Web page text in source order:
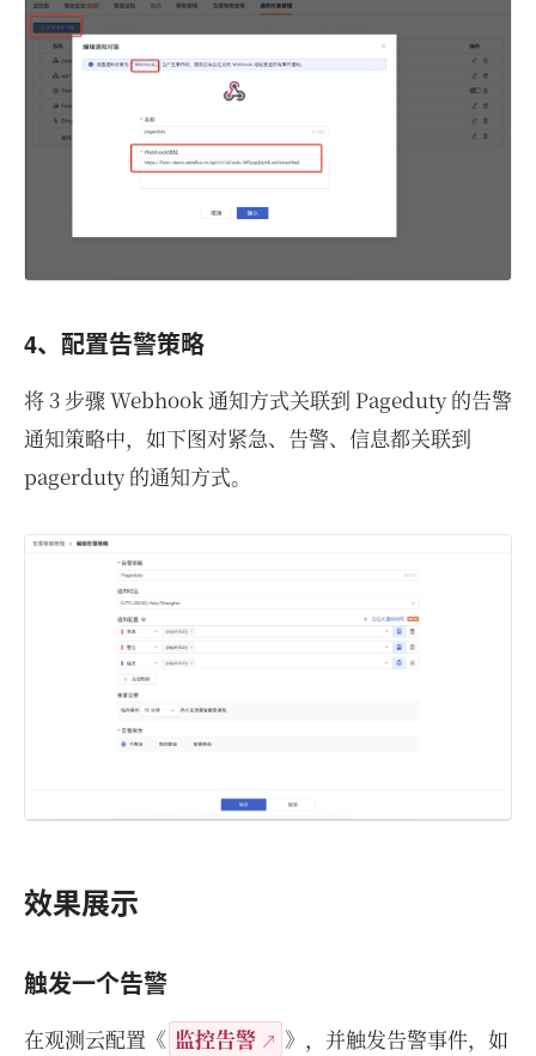
4、配置告警策略
将 3 步骤 Webhook 通知方式关联到 Pageduty 的告警
通知策略中，如下图对紧急、告警、信息都关联到
pagerduty 的通知方式。
效果展示
触发一个告警
在观测云配置《 监控告警
》，并触发告警事件，如